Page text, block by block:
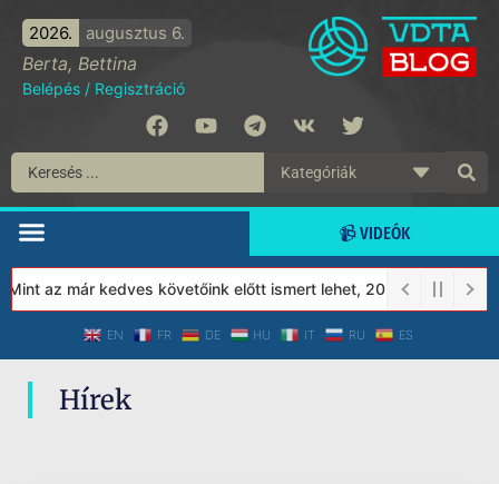
2026. augusztus 6.
Berta, Bettina
Belépés / Regisztráció
📹 VIDEÓK
az már kedves követőink előtt ismert lehet, 2023-tól a
EN FR DE HU IT RU ES
Hírek